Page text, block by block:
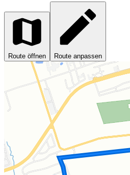
Route öffnen Route anpassen